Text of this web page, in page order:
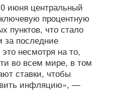
июня центральный
процентную
пунктов, что стало
за последние
несмотря на то,
во всем мире, в том
ставки, чтобы
инфляцию», —